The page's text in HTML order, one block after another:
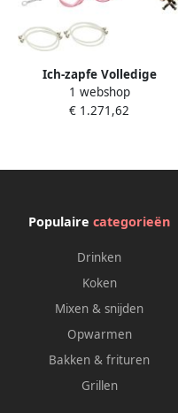
Ich-zapfe Volledige
ondertoog biertapinstallatie
AS-40 2-weg dompelkoeler
en Keyfust 40L h
1 webshop
€ 1.271,62
Populaire categorieën
Drinken
Koken
Mixen & snijden
Opwarmen
Bakken & frituren
Grillen